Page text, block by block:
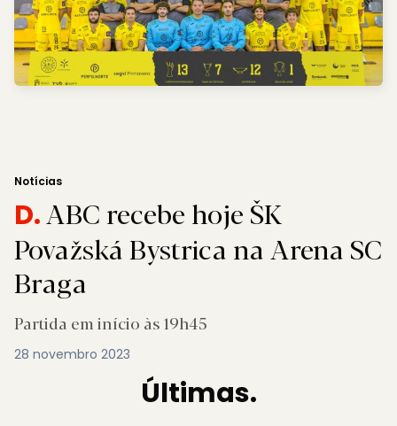
Notícias
D.ABC recebe hoje ŠK
Považská Bystrica na Arena SC
Braga
Partida em início às 19h45
28 novembro 2023
Últimas.